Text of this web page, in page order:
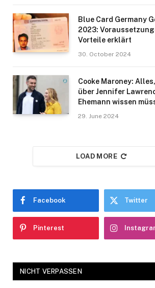
Blue Card Germany
2023:
Vorteile erklärt
30. October 2024
Cooke Maroney:
über Jennifer
Ehemann wissen
29. June 2024
LOAD MORE
Facebook Twitter
Pinterest
NICHT VERPASSEN